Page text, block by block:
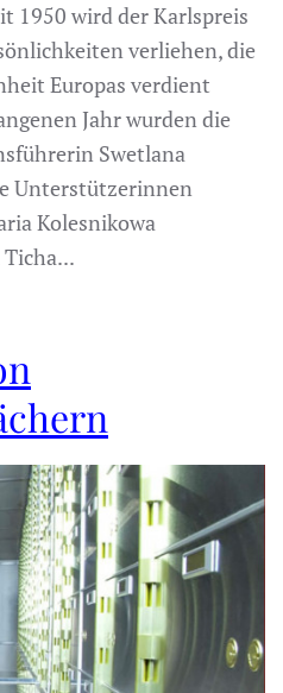
1950 wird der Karlspreis
verliehen, die
Europas verdient
Jahr wurden die
Swetlana
Unterstützerinnen
Kolesnikowa